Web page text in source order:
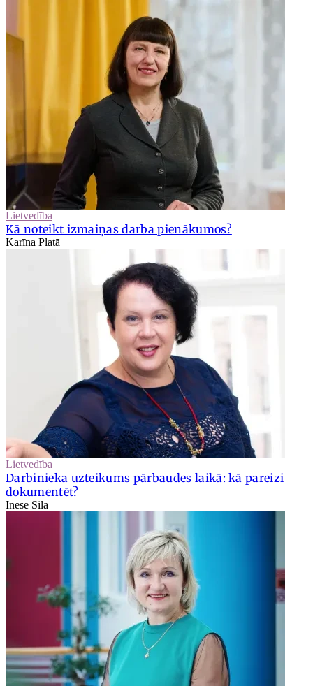
Lietvedība
Kā noteikt izmaiņas darba pienākumos?
Karīna Platā
Lietvedība
Darbinieka uzteikums pārbaudes laikā: kā pareizi
dokumentēt?
Inese Sila